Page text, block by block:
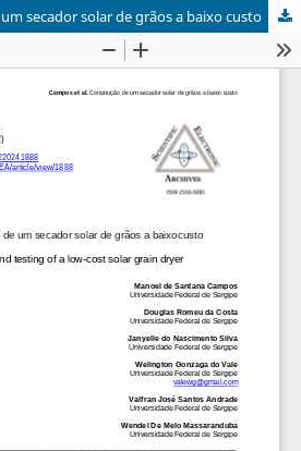
secador solar de grãos a baixo custo